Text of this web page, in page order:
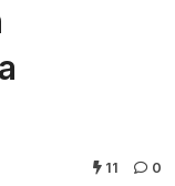
11 0